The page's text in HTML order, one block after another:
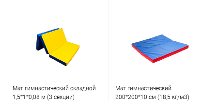
Мат гимнастический складной
1,5*1*0,08 м (3 секции)
Мат гимнастический
200*200*10 cм (18,5 кг/м3)